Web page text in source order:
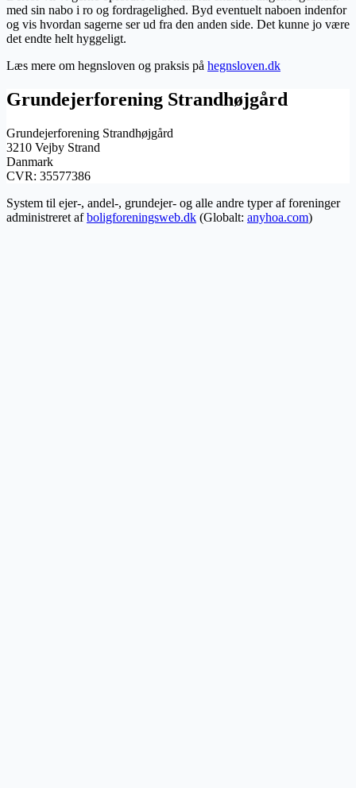
med sin nabo i ro og fordragelighed. Byd eventuelt naboen indenfor
og vis hvordan sagerne ser ud fra den anden side. Det kunne jo være
det endte helt hyggeligt.
Læs mere om hegnsloven og praksis på hegnsloven.dk
Grundejerforening Strandhøjgård
Grundejerforening Strandhøjgård
3210 Vejby Strand
Danmark
CVR: 35577386
System til ejer-, andel-, grundejer- og alle andre typer af foreninger
administreret afboligforeningsweb.dk (Globalt: anyhoa.com)